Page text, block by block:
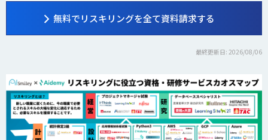
無料でリスキリングを全て資料請求する
最終更新日: 2026/08/06